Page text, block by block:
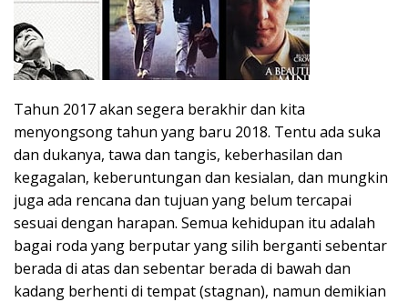
Tahun 2017 akan segera berakhir dan kita
menyongsong tahun yang baru 2018. Tentu ada suka
dan dukanya, tawa dan tangis, keberhasilan dan
kegagalan, keberuntungan dan kesialan, dan mungkin
juga ada rencana dan tujuan yang belum tercapai
sesuai dengan harapan. Semua kehidupan itu adalah
bagai roda yang berputar yang silih berganti sebentar
berada di atas dan sebentar berada di bawah dan
kadang berhenti di tempat (stagnan), namun demikian